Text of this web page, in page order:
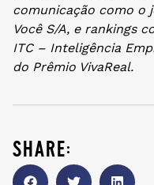
comunicação como o
Você S/A, e rankings
ITC – Inteligência
do Prêmio VivaReal.
share: